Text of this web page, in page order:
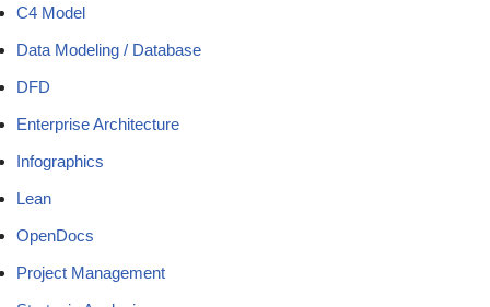
C4 Model
Data Modeling / Database
DFD
Enterprise Architecture
Infographics
Lean
OpenDocs
Project Management